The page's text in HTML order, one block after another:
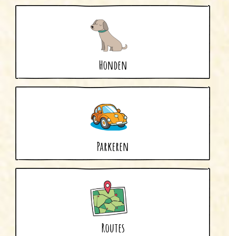
Honden
Parkeren
Routes